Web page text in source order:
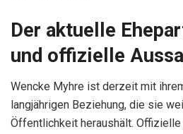
Der aktuelle
und offizielle
Wencke Myhre ist derzeit mit
langjährigen Beziehung, die sie
Öffentlichkeit heraushält.